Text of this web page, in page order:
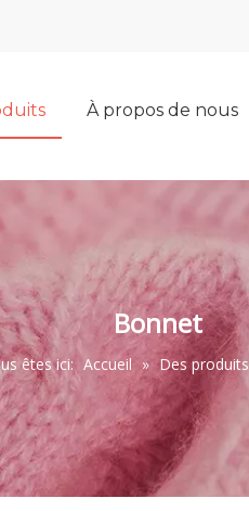
À propos de nous
Bonnet
êtes ici: Accueil » Des produits